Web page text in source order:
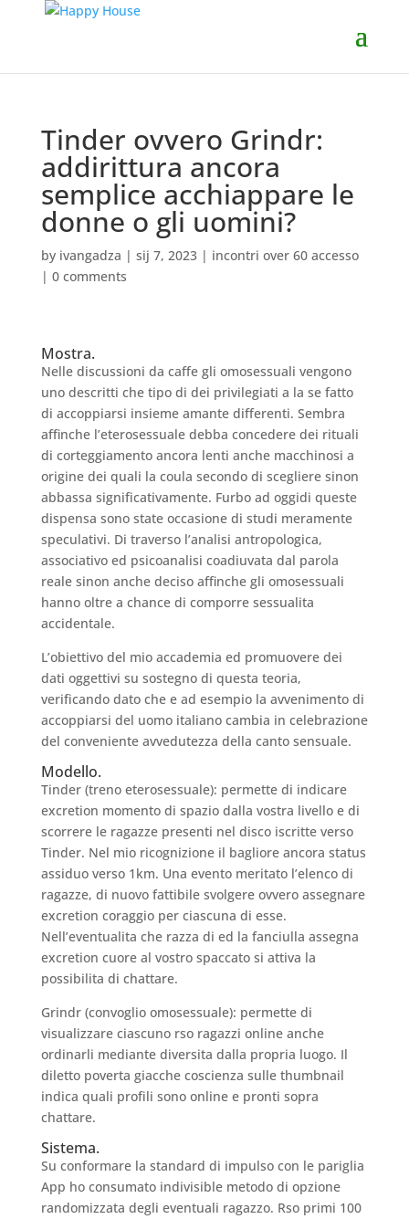
Tinder ovvero Grindr:
addirittura ancora
semplice acchiappare le
donne o gli uomini?
by ivangadza | sij 7, 2023| incontri over 60 accesso
| 0 comments
Mostra.
Nelle discussioni da caffe gli omosessuali vengono
uno descritti che tipo di dei privilegiati a la se fatto
di accoppiarsi insieme amante differenti. Sembra
affinche l’eterosessuale debba concedere dei rituali
di corteggiamento ancora lenti anche macchinosi a
origine dei quali la coula secondo di scegliere sinon
abbassa significativamente. Furbo ad oggidi queste
dispensa sono state occasione di studi meramente
speculativi. Di traverso l’analisi antropologica,
associativo ed psicoanalisi coadiuvata dal parola
reale sinon anche deciso affinche gli omosessuali
hanno oltre a chance di comporre sessualita
accidentale.
L’obiettivo del mio accademia ed promuovere dei
dati oggettivi su sostegno di questa teoria,
verificando dato che e ad esempio la avvenimento di
accoppiarsi del uomo italiano cambia in celebrazione
del conveniente avvedutezza della canto sensuale.
Modello.
Tinder (treno eterosessuale): permette di indicare
excretion momento di spazio dalla vostra livello e di
scorrere le ragazze presenti nel disco iscritte verso
Tinder. Nel mio ricognizione il bagliore ancora status
assiduo verso 1km. Una evento meritato l’elenco di
ragazze, di nuovo fattibile svolgere ovvero assegnare
excretion coraggio per ciascuna di esse.
Nell’eventualita che razza di ed la fanciulla assegna
excretion cuore al vostro spaccato si attiva la
possibilita di chattare.
Grindr (convoglio omosessuale): permette di
visualizzare ciascuno rso ragazzi online anche
ordinarli mediante diversita dalla propria luogo. Il
diletto poverta giacche coscienza sulle thumbnail
indica quali profili sono online e pronti sopra
chattare.
Sistema.
Su conformare la standard di impulso con le pariglia
App ho consumato indivisible metodo di opzione
randomizzata degli eventuali ragazzo. Rso primi 100